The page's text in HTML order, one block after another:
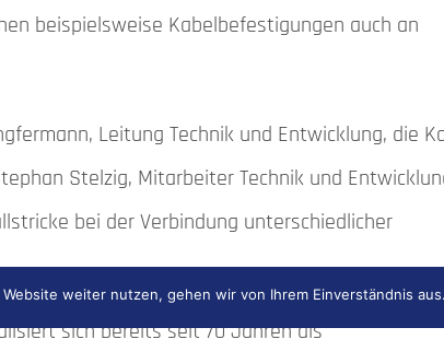
beispielsweise Kabelbefestigungen auch an
Leitung Technik und Entwicklung, die
Stelzig, Mitarbeiter Technik und
bei der Verbindung unterschiedlicher
sich bereits seit 70 Jahren als
weiter nutzen, gehen wir von Ihrem Einverständnis aus.